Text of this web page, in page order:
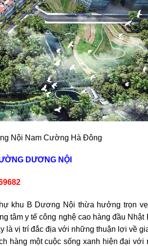
Nội Nam Cường Hà Đông
DƯƠNG NỘI
khu B Dương Nội thừa hưởng trọn
tâm y tế công nghệ cao hàng đầu Nhật
là vị trí đắc địa với những thuận lợi về
hàng một cuộc sống xanh hiện đại với